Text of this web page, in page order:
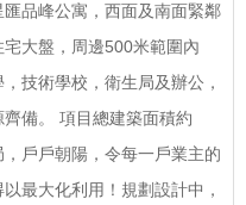
品峰公寓，西面及南面緊鄰
大盤，周邊500米範圍內
技術學校，衛生局及辦公，
備。 項目總建築面積約
戶戶朝陽，令每一戶業主的
最大化利用！規劃設計中，